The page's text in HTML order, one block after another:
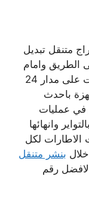
متنقل تبديل
الطريق وامام
المنزل في كافة مدن ومحافظات الكويت على مدار 24
باحدث
في عمليات
وانهائها
لكل
بنشر متنقل
رقم